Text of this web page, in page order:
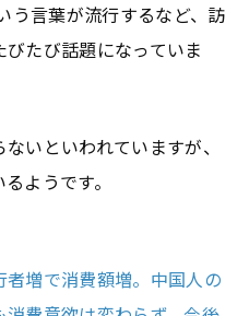
う言葉が流行するなど、訪
たび話題になっていま
いといわれていますが、
ようです。
増で消費額増。中国人の